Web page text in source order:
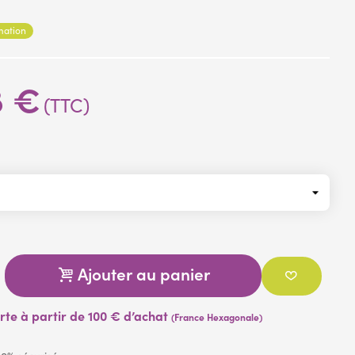
€ (TTC)
Ajouter au panier
à partir de 100 € d’achat(France Hexagonale)